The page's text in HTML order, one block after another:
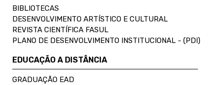
BIBLIOTECAS
DESENVOLVIMENTO ARTÍSTICO E CULTURAL
REVISTA CIENTÍFICA FASUL
PLANO DE DESENVOLVIMENTO INSTITUCIONAL - (PDI)
EDUCAÇÃO A DISTÂNCIA
GRADUAÇÃO EAD